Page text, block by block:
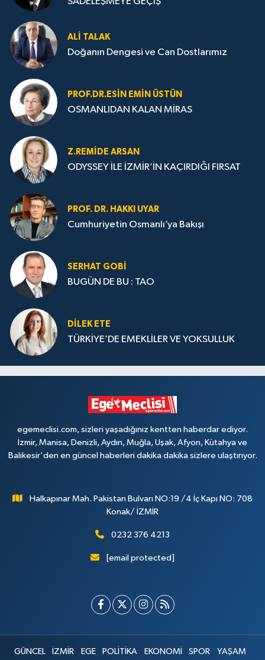
ALI TALAK
Doğanın Dengesi ve Can Dostlarımız
PROF.DR.ESIN EMIN ÜSTÜN
OSMANLIDAN KALAN MİRAS
Z.REMIDE ARSAN
ODYSSEY İLE İZMİR’İN KAÇIRDIĞI FIRSAT
PROF. DR. HAKKI UYAR
Cumhuriyetin Osmanlı’ya Bakışı
SERHAT GOBİ
BUGÜN DE BU : TAO
DILEK ETE
TÜRKİYE’DE EMEKLİLER VE YOKSULLUK
egemeclisi.com, sizleri yaşadığınız kentten haberdar ediyor.
İzmir, Manisa, Denizli, Aydın, Muğla, Uşak, Afyon, Kütahya ve
Balıkesir'den en güncel haberleri dakika dakika sizlere ulaştırıyor.
Halkapınar Mah. Pakistan Bulvarı NO:19 /4 İç Kapı NO: 708
Konak/ İZMİR
0232 376 4213
[email protected]
GÜNCEL İZMİR EGE POLİTİKA EKONOMİ SPOR YAŞAM